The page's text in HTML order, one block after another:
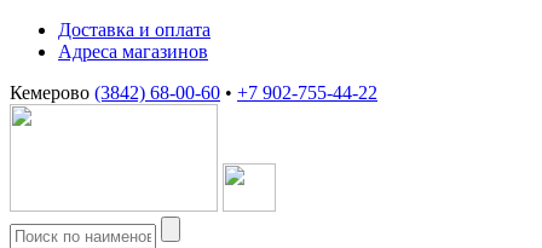
Доставка и оплата
Адреса магазинов
Кемерово (3842) 68-00-60 • +7 902-755-44-22